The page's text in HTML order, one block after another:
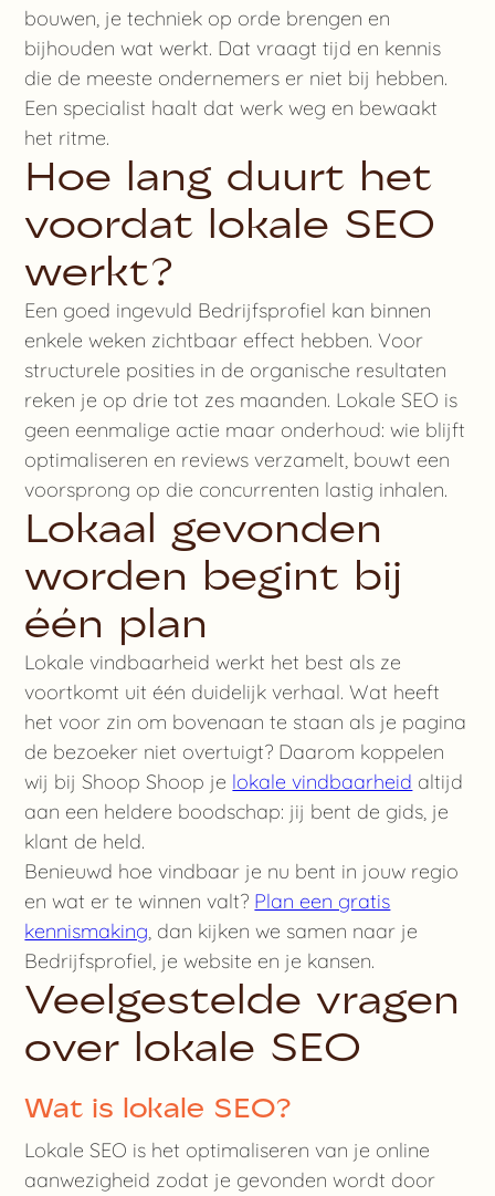
bouwen, je techniek op orde brengen en
bijhouden wat werkt. Dat vraagt tijd en kennis
die de meeste ondernemers er niet bij hebben.
Een specialist haalt dat werk weg en bewaakt
het ritme.
Hoe lang duurt het
voordat lokale SEO
werkt?
Een goed ingevuld Bedrijfsprofiel kan binnen
enkele weken zichtbaar effect hebben. Voor
structurele posities in de organische resultaten
reken je op drie tot zes maanden. Lokale SEO is
geen eenmalige actie maar onderhoud: wie blijft
optimaliseren en reviews verzamelt, bouwt een
voorsprong op die concurrenten lastig inhalen.
Lokaal gevonden
worden begint bij
één plan
Lokale vindbaarheid werkt het best als ze
voortkomt uit één duidelijk verhaal. Wat heeft
het voor zin om bovenaan te staan als je pagina
de bezoeker niet overtuigt? Daarom koppelen
wij bij Shoop Shoop je lokale vindbaarheid altijd
aan een heldere boodschap: jij bent de gids, je
klant de held.
Benieuwd hoe vindbaar je nu bent in jouw regio
en wat er te winnen valt? Plan een gratis
kennismaking, dan kijken we samen naar je
Bedrijfsprofiel, je website en je kansen.
Veelgestelde vragen
over lokale SEO
Wat is lokale SEO?
Lokale SEO is het optimaliseren van je online
aanwezigheid zodat je gevonden wordt door